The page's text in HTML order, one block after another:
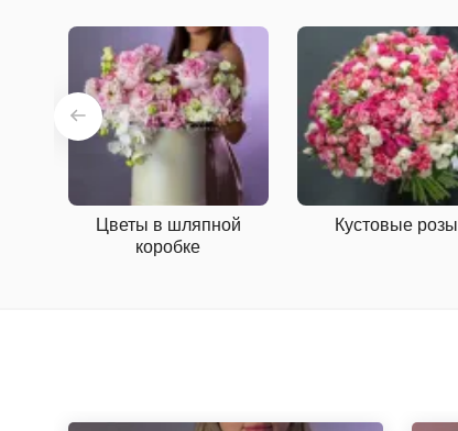
Цветы в шляпной
коробке
Кустовые розы